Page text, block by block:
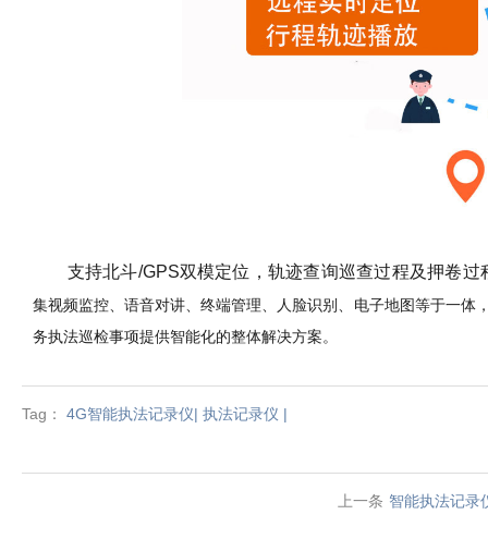
支持北斗/GPS双模定位，轨迹查询巡查过程及押卷
集视频监控、语音对讲、终端管理、人脸识别、电子地图等于一体
务执法巡检事项提供智能化的整体解决方案。
Tag： 4G智能执法记录仪| 执法记录仪 |
上一条 智能执法记录